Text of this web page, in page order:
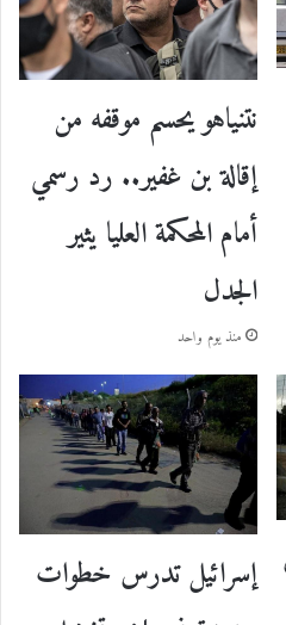
نتنياهو يحسم موقفه من
إقالة بن غفير.. رد رسمي
أمام المحكمة العليا يثير
الجدل
منذ يوم واحد
إسرائيل تدرس خطوات